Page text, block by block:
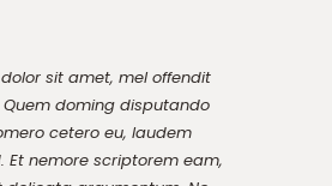
sit amet, mel offendit
doming disputando
cetero eu, laudem
Et nemore scriptorem eam,